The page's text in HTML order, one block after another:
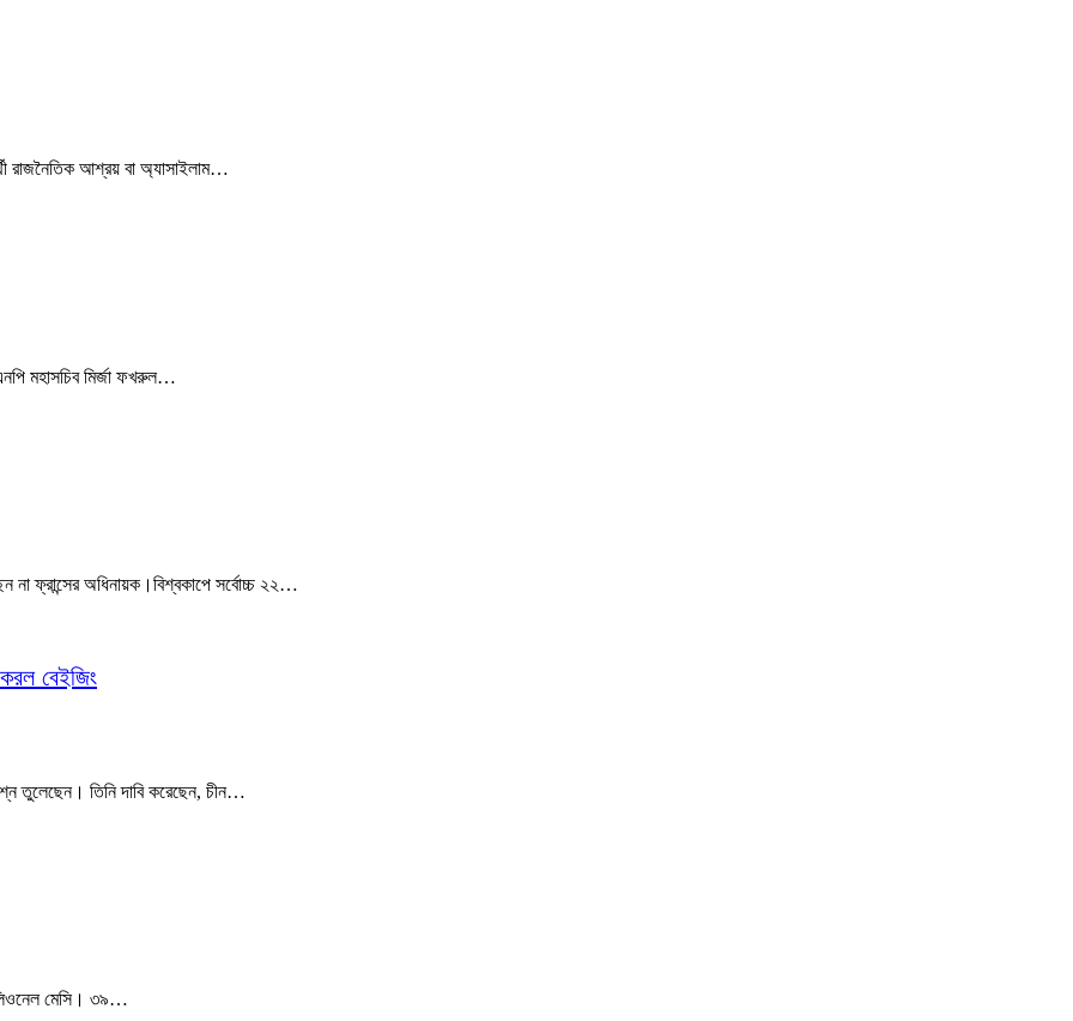
রাজনৈতিক আশ্রয় বা অ্যাসাইলাম…
মহাসচিব মির্জা ফখরুল…
না ফ্রান্সের অধিনায়ক।বিশ্বকাপে সর্বোচ্চ ২২…
বেইজিং
তুলেছেন। তিনি দাবি করেছেন, চীন…
লিওনেল মেসি। ৩৯…